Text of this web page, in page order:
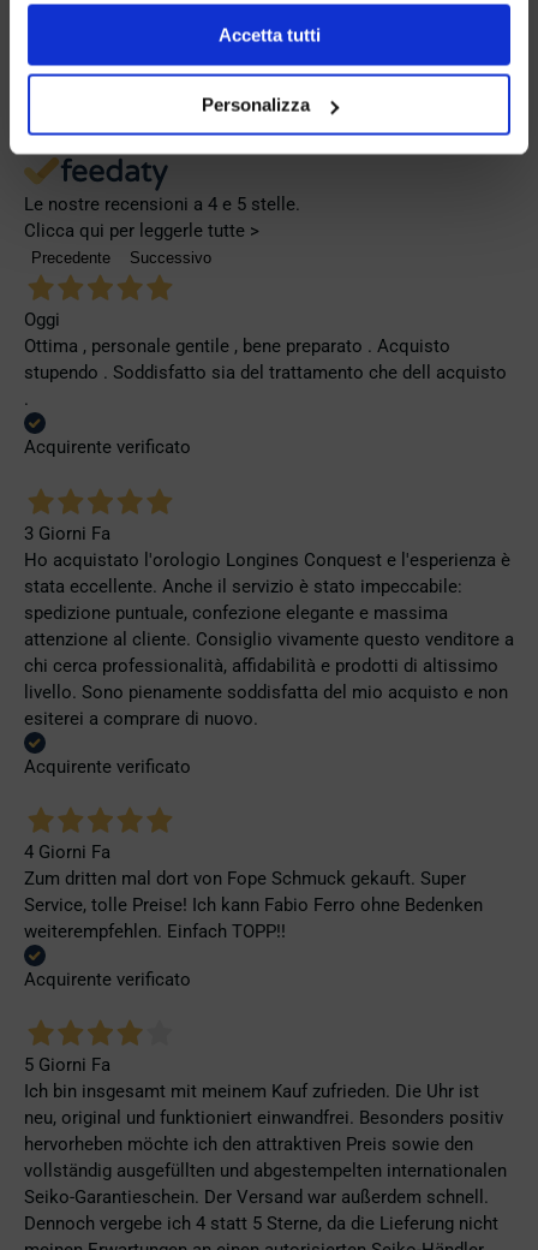
Accetta tutti
Personalizza
Le nostre recensioni a 4 e 5 stelle.
Clicca qui per leggerle tutte >
Precedente Successivo
Oggi
Ottima , personale gentile , bene preparato . Acquisto
stupendo . Soddisfatto sia del trattamento che dell acquisto
.
Acquirente verificato
3 Giorni Fa
Ho acquistato l'orologio Longines Conquest e l'esperienza è
stata eccellente. Anche il servizio è stato impeccabile:
spedizione puntuale, confezione elegante e massima
attenzione al cliente. Consiglio vivamente questo venditore a
chi cerca professionalità, affidabilità e prodotti di altissimo
livello. Sono pienamente soddisfatta del mio acquisto e non
esiterei a comprare di nuovo.
Acquirente verificato
4 Giorni Fa
Zum dritten mal dort von Fope Schmuck gekauft. Super
Service, tolle Preise! Ich kann Fabio Ferro ohne Bedenken
weiterempfehlen. Einfach TOPP!!
Acquirente verificato
5 Giorni Fa
Ich bin insgesamt mit meinem Kauf zufrieden. Die Uhr ist
neu, original und funktioniert einwandfrei. Besonders positiv
hervorheben möchte ich den attraktiven Preis sowie den
vollständig ausgefüllten und abgestempelten internationalen
Seiko-Garantieschein. Der Versand war außerdem schnell.
Dennoch vergebe ich 4 statt 5 Sterne, da die Lieferung nicht